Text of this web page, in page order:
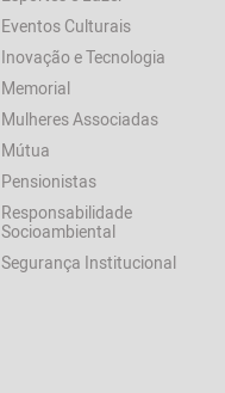
Eventos Culturais
Inovação e Tecnologia
Memorial
Mulheres Associadas
Mútua
Pensionistas
Responsabilidade
Socioambiental
Segurança Institucional